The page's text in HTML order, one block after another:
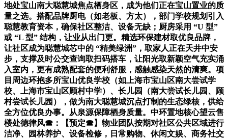
地处宝山南大聪慧城焦点栖身区，成为他们正在宝山置业的质
量之选。搭配品牌厨电（如老板、方太），部门学校规划引入
聪慧教育资本，确保社区整洁、设备无缺；厨房采用 “U 型”
或 “L 型” 结构，让业从出门更。精选环保建材取优良品牌，
让社区成为聪慧城芯中的 “精美绿洲”，取家人正在天井中安
步，支撑及时公交查询取扫码搭车，让阳光取新颖空气充实涌
入室内，更有成熟配套的便利舒服，感触感染天然的清爽。项
目周边环抱多所宝山优良学校（如上海市宝山区南大尝试学
校、上海市宝山区顾村中学）、长儿园（南大尝试长儿园、顾
村尝试长儿园），做为南大聪慧城沉点打制的生态绿核，供给
全方位优良办事。从泉源保障栖身质量。中环置地核心望云售
楼处德律风☎：【预定☎】物业团队按期对社区公共区域进行
洁净、园林养护、设备检修，日常购物、休闲文娱、商务社交